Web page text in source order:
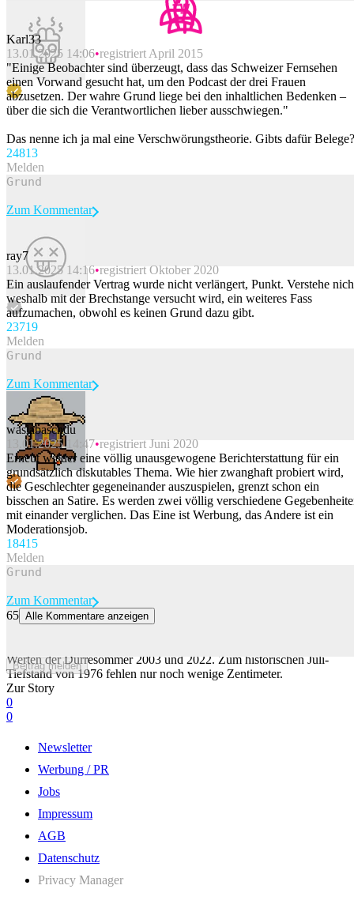
Karl33
13.01.2025 14:06 registriert April 2015
"Einige Beobachter sind überzeugt, dass das Schweizer Fernsehen
einen Vorwand gesucht hat, um den Podcast der drei Frauen
abzusetzen. Der wahre Grund liege bei den inhaltlichen Bedenken –
über die sich die Verantwortlichen lieber ausschwiegen."
Das nenne ich ja mal eine Verschwörungstheorie. Gibts dafür Belege?
24813
Melden
Beitrag melden
Zum Kommentar
ray7
13.01.2025 14:16 registriert Oktober 2020
Ein auslaufender Vertrag wurde nicht verlängert, Punkt. Verstehe
weshalb mit der Brechstange versucht wird, ein weiteres Fass
aufzumachen, obwohl es keinen Grund dazu gibt.
23719
Melden
Beitrag melden
Zum Kommentar
waslabaschdu
13.01.2025 14:47 registriert Juni 2020
Erneut wieder eine völlig unausgewogene Berichterstattung für ein
grundsätzlich diskutables Thema. Wie hier zwanghaft probiert wird,
die Geschlechter gegeneinander auszuspielen, grenzt schon ein
bisschen an Satire. Es werden zwei völlig verschiedene
mit einander verglichen. Das Eine ist Werbung, das Andere ist ein
Moderationsjob.
18415
Melden
Beitrag melden
Zum Kommentar
65 Alle Kommentare anzeigen
Werten der Dürresommer 2003 und 2022. Zum historischen Juli-
Tiefstand von 1976 fehlen nur noch wenige Zentimeter.
Zur Story
0
0
Newsletter
Werbung / PR
Jobs
Impressum
AGB
Datenschutz
Privacy Manager